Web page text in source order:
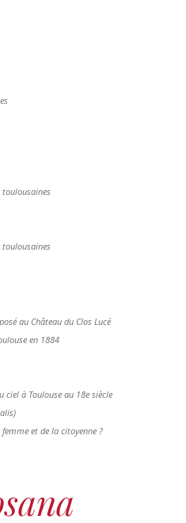
toulousaines
toulousaines
au Château du Clos Lucé
en 1884
ciel à Toulouse au 18e siècle
et de la citoyenne ?